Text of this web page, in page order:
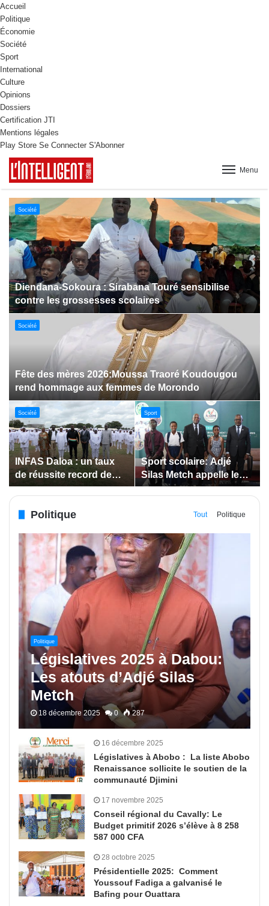
Accueil
Politique
Économie
Société
Sport
International
Culture
Opinions
Dossiers
Certification JTI
Mentions légales
Play Store Se Connecter S'Abonner
Menu
Culture
Dabakala:Le festival FEMUDA 2.0 dévoile des
innovations porteuses d’espoir pour la jeunesse
Sport
Jeux paralympiques de 2028 :
Société
Bodokro : 30 élèves
célébrés à la Journée de
l’Excellence du Lycée
Société
Insertion des jeunes: La
Côte d’Ivoire renforce le
suivi des conventions
Politique Tout Politique
Politique
Législatives 2025 à Dabou:
Les atouts d’Adjé Silas
Metch
18 décembre 2025 0 287
16 décembre 2025
Législatives à Abobo : La liste Abobo
Renaissance sollicite le soutien de la
communauté Djimini
17 novembre 2025
Conseil régional du Cavally: Le
Budget primitif 2026 s’élève à 8 258
587 000 CFA
28 octobre 2025
Présidentielle 2025: Comment
Youssouf Fadiga a galvanisé le
Bafing pour Ouattara